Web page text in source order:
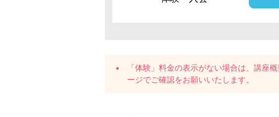
「体験」料金の表示がない場合は、講座
ージでご確認をお願いいたします。